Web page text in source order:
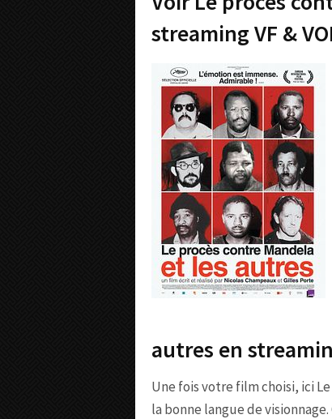
streaming VF &
autres en
Une fois votre film choisi, ici
la bonne langue de